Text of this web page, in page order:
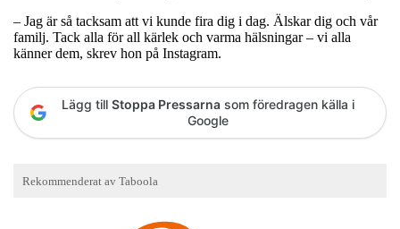
– Jag är så tacksam att vi kunde fira dig i dag. Älskar dig och vår
familj. Tack alla för all kärlek och varma hälsningar – vi alla
känner dem, skrev hon på Instagram.
Lägg till Stoppa Pressarna som föredragen källa i
Google